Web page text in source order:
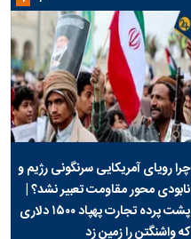
چرا رویای آمریکایی سرنگونی رژیم و
نابودی محور مقاومت تعبیر نشد؟ |
پشت پرده تجارت پهپاد‌ ۱۵۰۰ دلاری
که واشنگتن را زمین زد